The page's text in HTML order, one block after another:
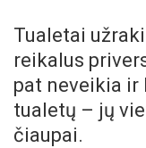
Tualetai
reikalus
pat neveikia ir
tualetų – jų
čiaupai.